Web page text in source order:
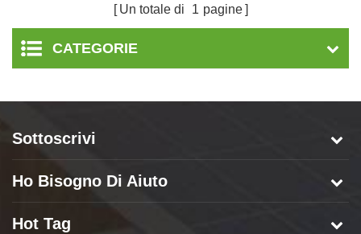
Un totale di 1 pagine
CATEGORIE
Sottoscrivi
Ho Bisogno Di Aiuto
Hot Tag